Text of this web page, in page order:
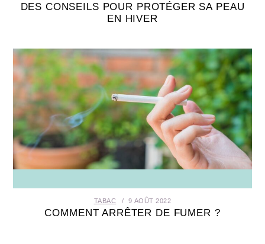
DES CONSEILS POUR PROTÉGER SA PEAU
EN HIVER
TABAC 9 AOÛT 2022
COMMENT ARRÊTER DE FUMER ?